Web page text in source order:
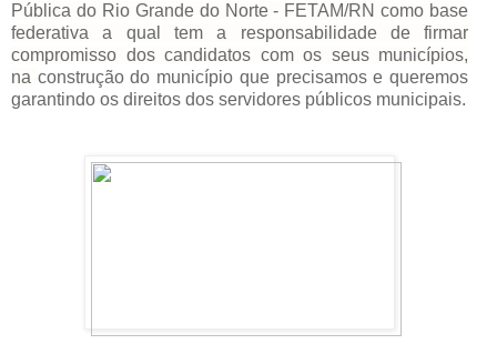
Pública do Rio Grande do Norte - FETAM/RN como base
federativa a qual tem a responsabilidade de firmar
compromisso dos candidatos com os seus municípios,
na construção do município que precisamos e queremos
garantindo os direitos dos servidores públicos municipais.